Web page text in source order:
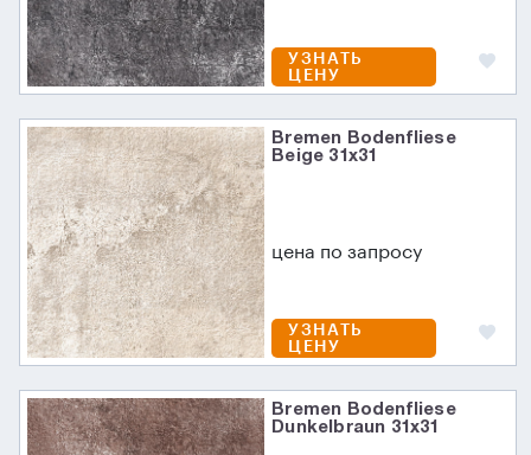
УЗНАТЬ
ЦЕНУ
Bremen Bodenfliese
Beige 31х31
цена по запросу
УЗНАТЬ
ЦЕНУ
Bremen Bodenfliese
Dunkelbraun 31х31